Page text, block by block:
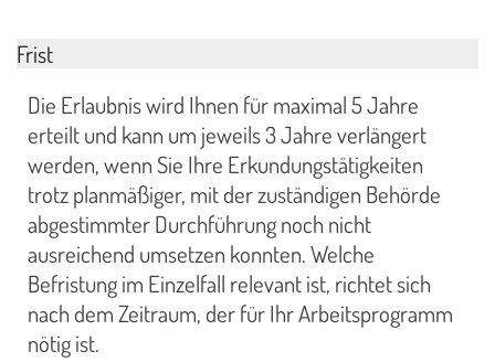
Frist
Die Erlaubnis wird Ihnen für maximal 5 Jahre
erteilt und kann um jeweils 3 Jahre verlängert
werden, wenn Sie Ihre Erkundungstätigkeiten
trotz planmäßiger, mit der zuständigen Behörde
abgestimmter Durchführung noch nicht
ausreichend umsetzen konnten. Welche
Befristung im Einzelfall relevant ist, richtet sich
nach dem Zeitraum, der für Ihr Arbeitsprogramm
nötig ist.